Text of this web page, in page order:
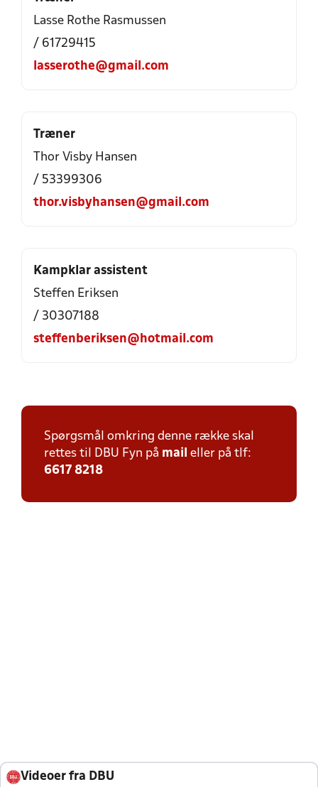
Lasse Rothe Rasmussen
/ 61729415
lasserothe@gmail.com
Træner
Thor Visby Hansen
/ 53399306
thor.visbyhansen@gmail.com
Kampklar assistent
Steffen Eriksen
/ 30307188
steffenberiksen@hotmail.com
Spørgsmål omkring denne række skal
rettes til DBU Fyn på mail eller på tlf:
6617 8218
Videoer fra DBU